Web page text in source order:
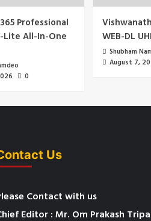
Professional
Lite All-In-One
0
WEB-DL
Shubham
August 7,
Us
Contact with us
Editor : Mr. Om Prakash